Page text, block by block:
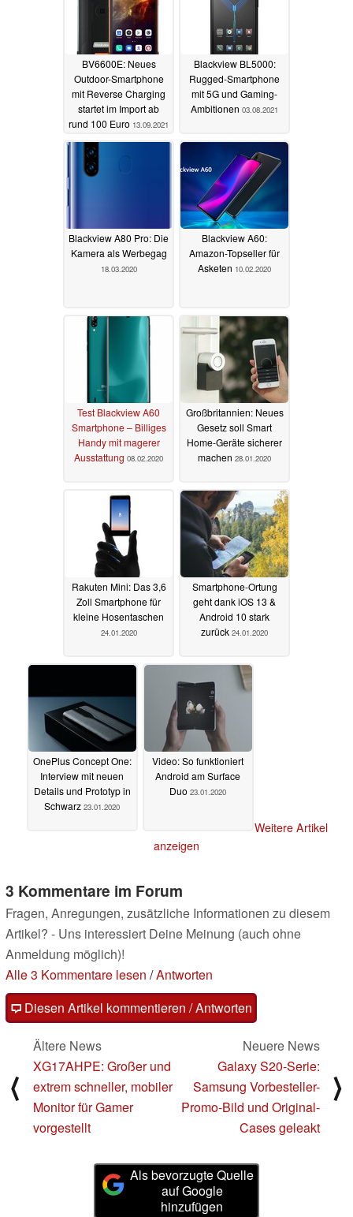
BV6600E: Neues
Outdoor-Smartphone
mit Reverse Charging
startet im Import ab
rund 100 Euro 13.09.2021
Blackview BL5000:
Rugged-Smartphone
mit 5G und Gaming-
Ambitionen 03.08.2021
Blackview A80 Pro: Die
Kamera als Werbegag
18.03.2020
Blackview A60:
Amazon-Topseller für
Asketen 10.02.2020
Test Blackview A60
Smartphone – Billiges
Handy mit magerer
Ausstattung 08.02.2020
Großbritannien: Neues
Gesetz soll Smart
Home-Geräte sicherer
machen 28.01.2020
Rakuten Mini: Das 3,6
Zoll Smartphone für
kleine Hosentaschen
24.01.2020
Smartphone-Ortung
geht dank iOS 13 &
Android 10 stark
zurück 24.01.2020
OnePlus Concept One:
Interview mit neuen
Details und Prototyp in
Schwarz 23.01.2020
Video: So funktioniert
Android am Surface
Duo 23.01.2020
Weitere Artikel
anzeigen
3 Kommentare im Forum
Fragen, Anregungen, zusätzliche Informationen zu diesem
Artikel? - Uns interessiert Deine Meinung (auch ohne
Anmeldung möglich)!
Alle 3 Kommentare lesen /Antworten
Diesen Artikel kommentieren / Antworten
⟨
Ältere News
XG17AHPE: Großer und
extrem schneller, mobiler
Monitor für Gamer
vorgestellt
Neuere News
Galaxy S20-Serie:
Samsung Vorbesteller-
Promo-Bild und Original-
Cases geleakt
⟩
Als bevorzugte Quelle
auf Google
hinzufügen